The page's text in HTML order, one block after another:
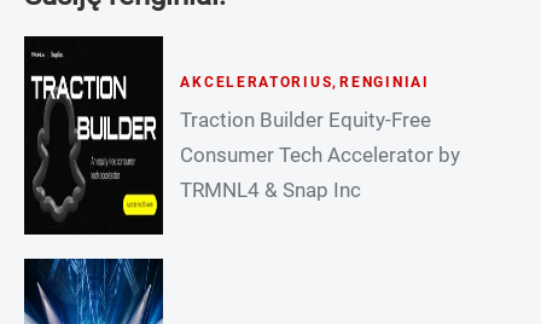
AKCELERATORIUS, RENGINIAI
Traction Builder Equity-Free
Consumer Tech Accelerator by
TRMNL4 & Snap Inc